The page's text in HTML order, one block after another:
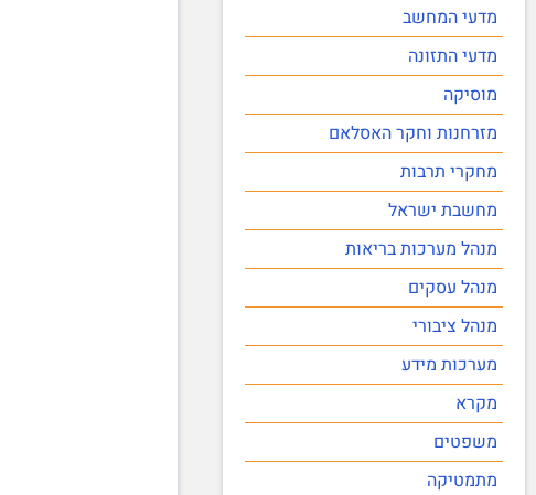
מדעי המחשב
מדעי התזונה
מוסיקה
מזרחנות וחקר האסלאם
מחקרי תרבות
מחשבת ישראל
מנהל מערכות בריאות
מנהל עסקים
מנהל ציבורי
מערכות מידע
מקרא
משפטים
מתמטיקה